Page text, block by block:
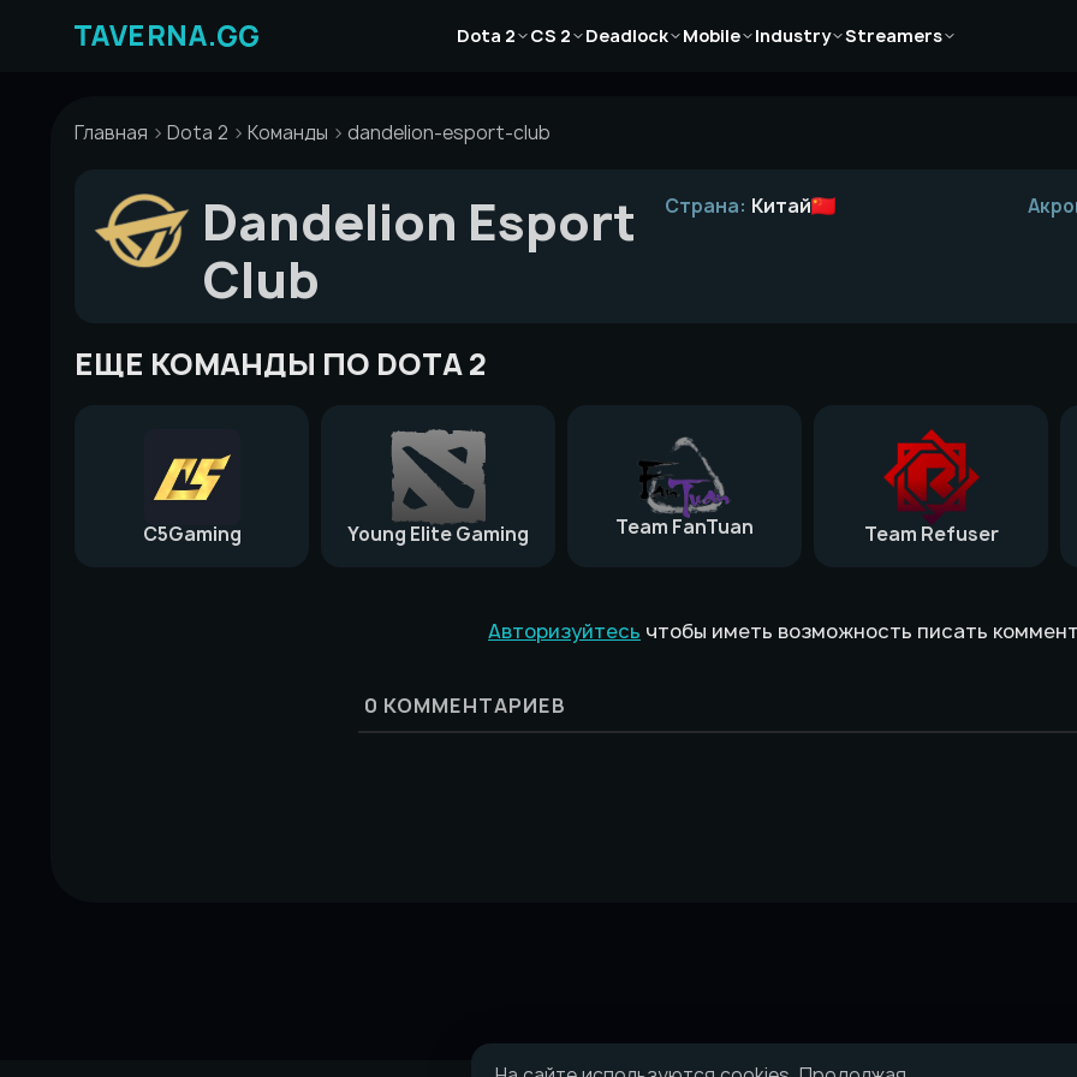
Dota 2
Статьи CS 2
СтатьиDeadlock
Статьи
Mobile
Статьи Industry
Статьи
Streamers
Статьи
Главная Dota 2 Команды dandelion-esport-club
Dandelion Esport
Club
Страна: Китай
ЕЩЕ КОМАНДЫ ПО DOTA 2
C5Gaming Young Elite Gaming Team FanTuan Team Refuser
Авторизуйтесь чтобы иметь возможность писать
0 КОММЕНТАРИЕВ